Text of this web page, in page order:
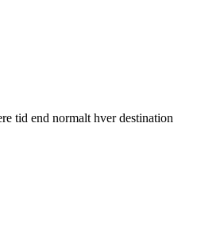
tid end normalt hver destination